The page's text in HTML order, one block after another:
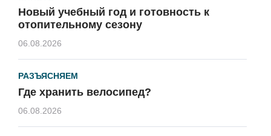
Новый учебный год и готовность к
отопительному сезону
06.08.2026
РАЗЪЯСНЯЕМ
Где хранить велосипед?
06.08.2026